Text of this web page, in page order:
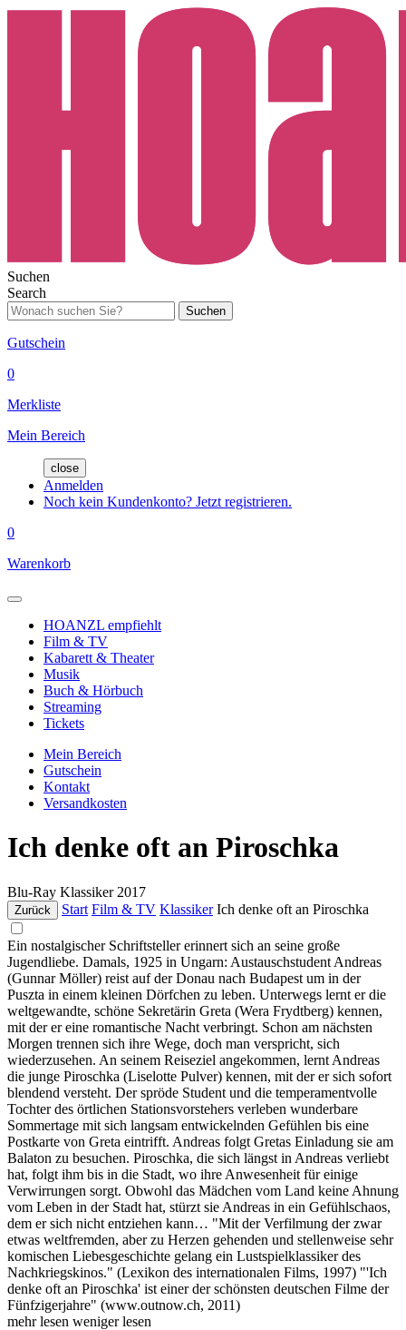
Suchen
Search
Suchen
Gutschein
0
Merkliste
Mein Bereich
close
Anmelden
Noch kein Kundenkonto? Jetzt registrieren.
0
Warenkorb
HOANZL empfiehlt
Film & TV
Kabarett & Theater
Musik
Buch & Hörbuch
Streaming
Tickets
Mein Bereich
Gutschein
Kontakt
Versandkosten
Ich denke oft an Piroschka
Blu-Ray Klassiker 2017
Zurück Start Film & TV Klassiker Ich denke oft an Piroschka
Ein nostalgischer Schriftsteller erinnert sich an seine große
Jugendliebe. Damals, 1925 in Ungarn: Austauschstudent Andreas
(Gunnar Möller) reist auf der Donau nach Budapest um in der
Puszta in einem kleinen Dörfchen zu leben. Unterwegs lernt er die
weltgewandte, schöne Sekretärin Greta (Wera Frydtberg) kennen,
mit der er eine romantische Nacht verbringt. Schon am nächsten
Morgen trennen sich ihre Wege, doch man verspricht, sich
wiederzusehen. An seinem Reiseziel angekommen, lernt Andreas
die junge Piroschka (Liselotte Pulver) kennen, mit der er sich sofort
blendend versteht. Der spröde Student und die temperamentvolle
Tochter des örtlichen Stationsvorstehers verleben wunderbare
Sommertage mit sich langsam entwickelnden Gefühlen bis eine
Postkarte von Greta eintrifft. Andreas folgt Gretas Einladung sie am
Balaton zu besuchen. Piroschka, die sich längst in Andreas verliebt
hat, folgt ihm bis in die Stadt, wo ihre Anwesenheit für einige
Verwirrungen sorgt. Obwohl das Mädchen vom Land keine Ahnung
vom Leben in der Stadt hat, stürzt sie Andreas in ein Gefühlschaos,
dem er sich nicht entziehen kann… "Mit der Verfilmung der zwar
etwas weltfremden, aber zu Herzen gehenden und stellenweise sehr
komischen Liebesgeschichte gelang ein Lustspielklassiker des
Nachkriegskinos." (Lexikon des internationalen Films, 1997) "'Ich
denke oft an Piroschka' ist einer der schönsten deutschen Filme der
Fünfzigerjahre" (www.outnow.ch, 2011)
mehr lesen weniger lesen